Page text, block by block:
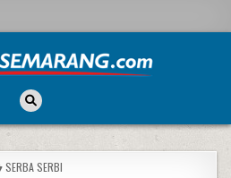
POSTED IN
SERBA SERBI